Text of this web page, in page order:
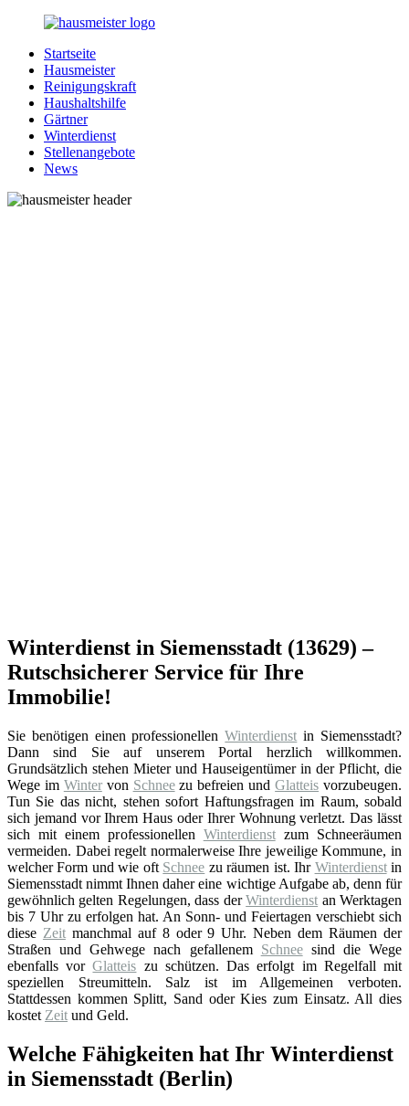
Zurück
Inhalt
Hausmeister.de
Alles
rund
Ihren
Haushalt
Startseite
Hausmeister
Reinigungskraft
Haushaltshilfe
Gärtner
Winterdienst
Stellenangebote
News
Winterdienst in Siemensstadt (13629) –
Rutschsicherer Service für Ihre
Immobilie!
Sie benötigen einen professionellenWinterdienst in Siemensstadt?
Dann sind Sie auf unserem Portal herzlich willkommen.
Grundsätzlich stehen Mieter und Hauseigentümer in der Pflicht, die
Wege im Wintervon Schneezu befreien undGlatteis vorzubeugen.
Tun Sie das nicht, stehen sofort Haftungsfragen im Raum, sobald
sich jemand vor Ihrem Haus oder Ihrer Wohnung verletzt. Das lässt
sich mit einem professionellen Winterdienstzum Schneeräumen
vermeiden. Dabei regelt normalerweise Ihre jeweilige Kommune, in
welcher Form und wie oft Schnee zu räumen ist. Ihr Winterdienstin
Siemensstadt nimmt Ihnen daher eine wichtige Aufgabe ab, denn für
gewöhnlich gelten Regelungen, dass derWinterdienst an Werktagen
bis 7 Uhr zu erfolgen hat. An Sonn- und Feiertagen verschiebt sich
diese Zeitmanchmal auf 8 oder 9 Uhr. Neben dem Räumen der
Straßen und Gehwege nach gefallenem Schneesind die Wege
ebenfalls vorGlatteis zu schützen. Das erfolgt im Regelfall mit
speziellen Streumitteln. Salz ist im Allgemeinen verboten.
Stattdessen kommen Splitt, Sand oder Kies zum Einsatz. All dies
kostet Zeit und Geld.
Welche Fähigkeiten hat Ihr Winterdienst
in Siemensstadt (Berlin)